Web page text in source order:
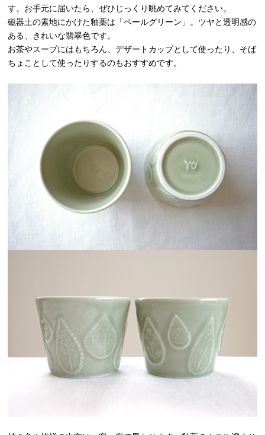
す。お手元に届いたら、ぜひじっくり眺めてみてください。
磁器土の素地にかけた釉薬は「ペールグリーン」。ツヤと透明感の
ある、きれいな翡翠色です。
お茶やスープにはもちろん、デザートカップとして使ったり、そば
ちょことして使ったりするのもおすすめです。